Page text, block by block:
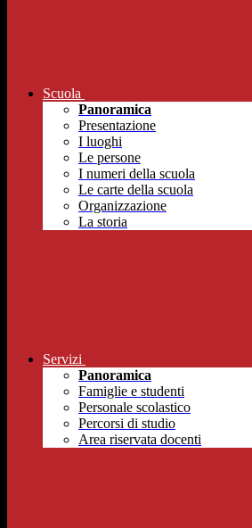
Scuola
Panoramica
Presentazione
I luoghi
Le persone
I numeri della scuola
Le carte della scuola
Organizzazione
La storia
Servizi
Panoramica
Famiglie e studenti
Personale scolastico
Percorsi di studio
Area riservata docenti